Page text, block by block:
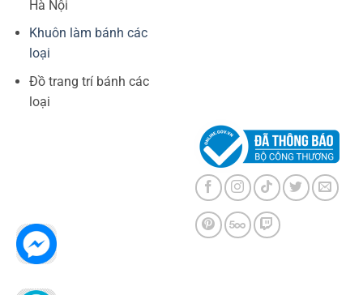
Hà Nội
Khuôn làm bánh các
loại
Đồ trang trí bánh các
loại